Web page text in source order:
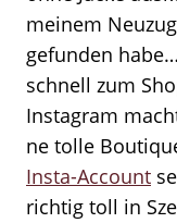
meinem
gefunden
schnell zum
Instagram
ne tolle
Insta-Account
richtig toll in